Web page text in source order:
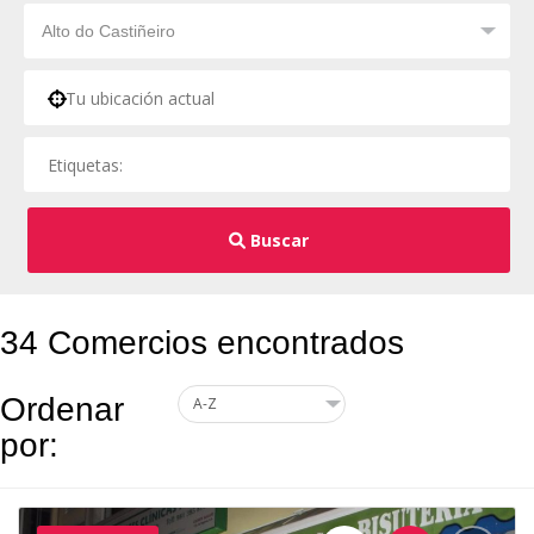
Buscar
34 Comercios encontrados
Ordenar
por: